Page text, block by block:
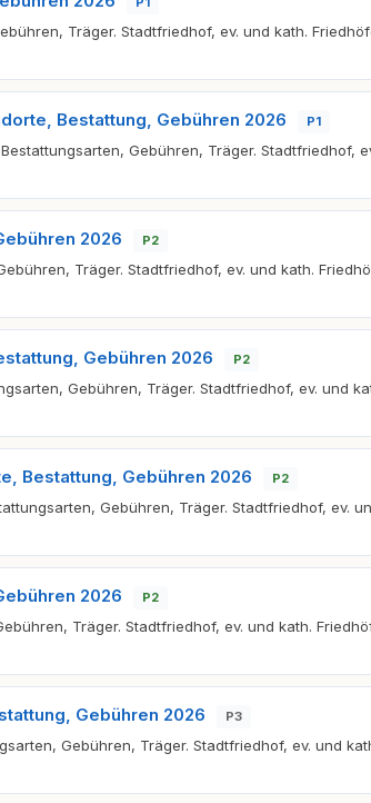
Träger. Stadtfriedhof, ev. und kath.
Bestattung, Gebühren 2026 P1
Gebühren, Träger. Stadtfriedhof,
2026 P2
Träger. Stadtfriedhof, ev. und kath.
Gebühren 2026 P2
Gebühren, Träger. Stadtfriedhof, ev. und
Bestattung, Gebühren 2026 P2
Gebühren, Träger. Stadtfriedhof, ev.
2026 P2
Träger. Stadtfriedhof, ev. und kath.
Gebühren 2026 P3
Gebühren, Träger. Stadtfriedhof, ev. und